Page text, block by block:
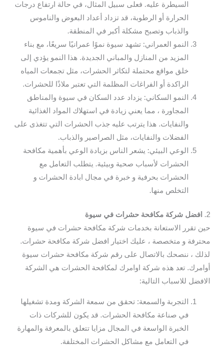
السيطرة عليه. فعلى سبيل المثال، في حالة ارتفاع درجات
الحرارة أو الرطوبة، قد تزداد أعداد البعوض والناموس
والذباب وتصبح مشكلة أكبر في المنطقة.
النمو العمراني: تشهد سيوة نموًا عمرانيًا سريعًا، مع بناء
المزيد من المنازل والمباني الجديدة. هذا النمو يؤدي إلى
خلق مواقع محتملة لتكاثر الحشرات، مثل تجمعات المياه
الراكدة أو الفراغات المظلمة التي تعتبر ملاذًا للحشرات.
النمو السكاني: يزداد عدد السكان في سيوة والمناطق
المجاورة ، مما يعني زيادة في استهلاك المواد الغذائية
والنفايات. هذا يترتب عليه جذب الحشرات التي تتغذى على
الفضلات والنفايات، مثل الصراصير والذباب.
الوعي البيئي: يشعر الناس بزيادة الوعي بأهمية مكافحة
الحشرات لأسباب صحية وبيئية. يتطلب التعامل مع
الحشرات بحرفية و خبرة في مجال ابادة الحشرات و
التخلص منها.
2.
افضل شركة مكافحة حشرات في سيوة
حين تقرر الاستعانة بخدمات شركة مكافحة حشرات في سيوة
محترفة و متخصصة ، عليك اختيار افضل شركة مكافحة حشرات.
لذلك ، ننصحك بالاتصال على رقم شركة مكافحة حشرات سيوة
أوامرك. تعد هذه شركة اوامرك لمكافحة الحشرات هي الشركة
الافضل للاسباب التالية:
التجربة والسمعة: تحقق من سمعة الشركة ومدة تشغيلها
في صناعة مكافحة الحشرات. قد يكون للشركات ذات
الخبرة الواسعة في المجال مزايا تتعلق بالمعرفة والمهارة
في التعامل مع مشاكل الحشرات المختلفة.